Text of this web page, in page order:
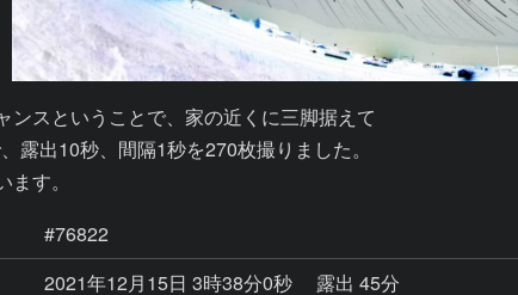
ンスということで、家の近くに三脚据えて
露出10秒、間隔1秒を270枚撮りました。
す。
#76822
2021年12月15日 3時38分0秒
露出 45分